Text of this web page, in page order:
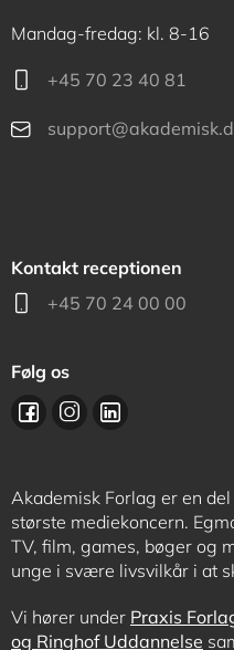
Mandag-fredag: kl. 8-16
+45 70 23 40 81
Kontakt receptionen
+45 70 24 00 00
Følg os
Akademisk Forlag er en
største mediekoncern.
TV, film, games, bøger og
unge i svære livsvilkår i at
Vi hører under Praxis
og Ringhof Uddannelse